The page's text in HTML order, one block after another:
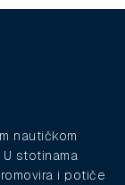
nautičkom
stotinama
i potiče